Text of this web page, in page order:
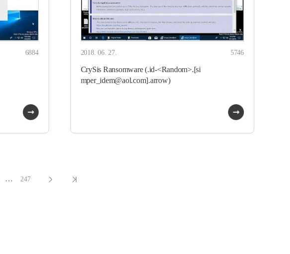
6884 2018. 06. 27. 5746
CrySis Ransomware (.id-<Random>.[si
mper_idem@aol.com].arrow)
… 247